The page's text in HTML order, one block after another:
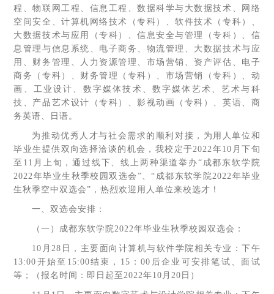
程、物联网工程、信息工程、数据科学与大数据技术、网络
空间安全、计算机网络技术（专科）、软件技术（专科）、
大数据技术与应用（专科）、信息安全与管理（专科）、信
息管理与信息系统、电子商务、物流管理、大数据技术与应
用、财务管理、人力资源管理、市场营销、资产评估、电子
商务（专科）、财务管理（专科）、市场营销（专科）、动
画、工业设计、数字媒体技术、数字媒体艺术、艺术与科
技、产品艺术设计（专科）、影视动画（专科）、英语、商
务英语、日语。
为推动优秀人才与社会需求的顺利对接，为用人单位和
毕业生提供双向选择洽谈的机会，我校定于2022年10月下旬
至11月上旬，通过线下、线上两种渠道举办“成都东软学院
2022年毕业生秋季校园双选会”、“成都东软学院2022年毕业
生秋季空中双选会”，热烈欢迎用人单位来校选才！
一、双选会安排：
（一）成都东软学院2022年毕业生秋季校园双选会：
10月28日，主要面向计算机与软件学院相关专业：下午
13:00开始至15:00结束，15：00后企业可安排笔试、面试
等；（报名时间：即日起至2022年10月20日）